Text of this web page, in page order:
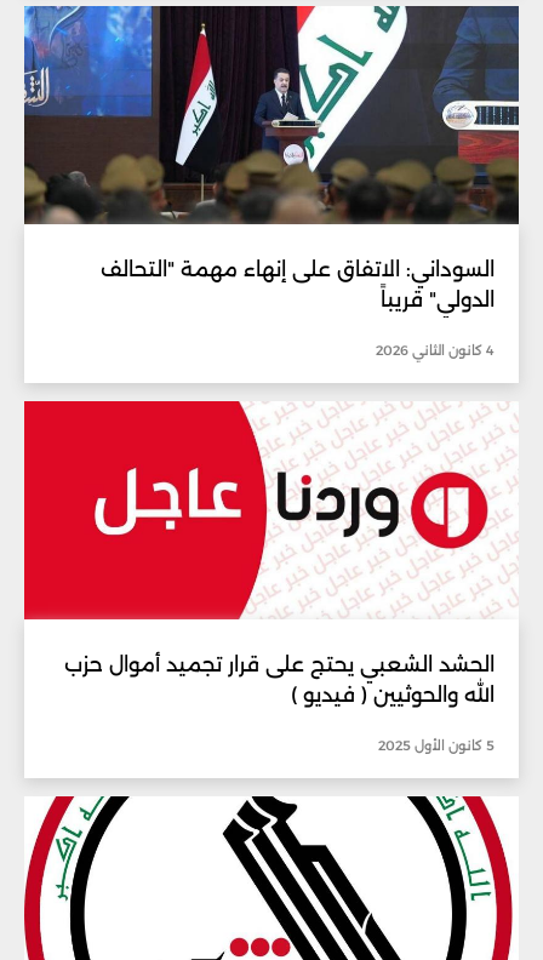
السوداني: الاتفاق على إنهاء مهمة "التحالف
الدولي" قريباً
4 كانون الثاني 2026
الحشد الشعبي يحتج على قرار تجميد أموال حزب
الله والحوثيين ( فيديو )
5 كانون الأول 2025